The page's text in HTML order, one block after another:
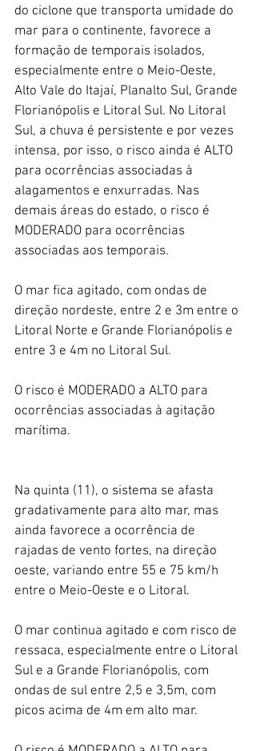
do ciclone que transporta umidade do
mar para o continente, favorece a
formação de temporais isolados,
especialmente entre o Meio-Oeste,
Alto Vale do Itajaí, Planalto Sul, Grande
Florianópolis e Litoral Sul. No Litoral
Sul, a chuva é persistente e por vezes
intensa, por isso, o risco ainda é ALTO
para ocorrências associadas à
alagamentos e enxurradas. Nas
demais áreas do estado, o risco é
MODERADO para ocorrências
associadas aos temporais.
O mar fica agitado, com ondas de
direção nordeste, entre 2 e 3m entre o
Litoral Norte e Grande Florianópolis e
entre 3 e 4m no Litoral Sul.
O risco é MODERADO a ALTO para
ocorrências associadas à agitação
marítima.
Na quinta (11), o sistema se afasta
gradativamente para alto mar, mas
ainda favorece a ocorrência de
rajadas de vento fortes, na direção
oeste, variando entre 55 e 75 km/h
entre o Meio-Oeste e o Litoral.
O mar continua agitado e com risco de
ressaca, especialmente entre o Litoral
Sul e a Grande Florianópolis, com
ondas de sul entre 2,5 e 3,5m, com
picos acima de 4m em alto mar.